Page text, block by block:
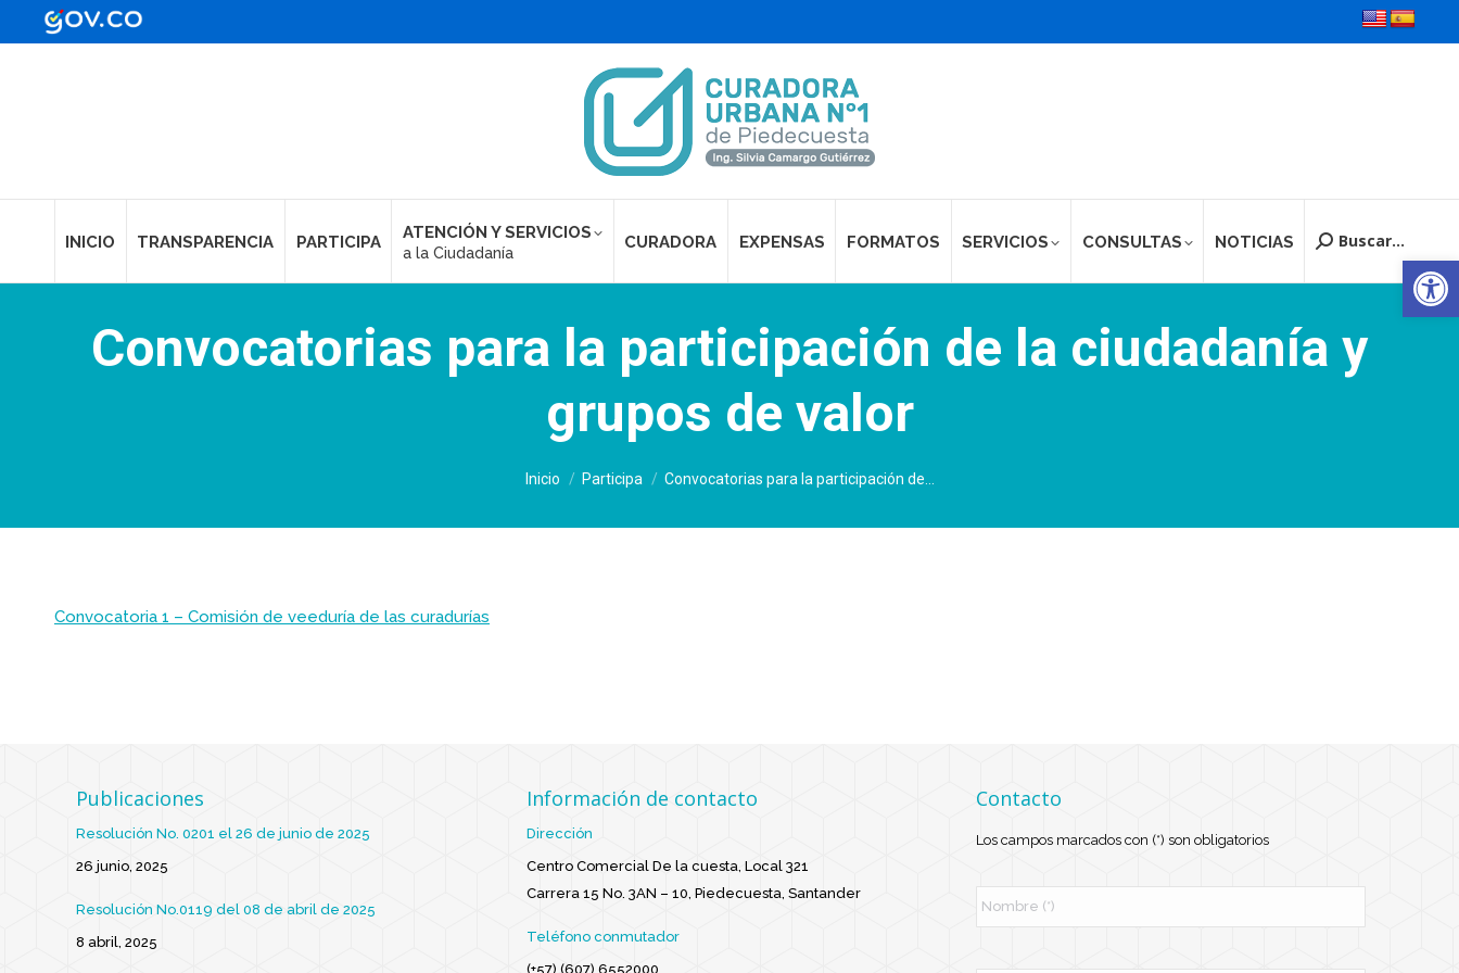
INICIO TRANSPARENCIA PARTICIPA ATENCIÓN Y SERVICIOS
a la Ciudadanía
CURADORA EXPENSAS FORMATOS SERVICIOS CONSULTAS NOTICIAS Buscar:
Buscar...
Convocatorias para la participación de la ciudadanía y
grupos de valor
Inicio Participa Convocatorias para la participación de…
Convocatoria 1 – Comisión de veeduría de las curadurías
Publicaciones
Resolución No. 0201 el 26 de junio de 2025
26 junio, 2025
Resolución No.0119 del 08 de abril de 2025
8 abril, 2025
Información de contacto
Dirección
Centro Comercial De la cuesta, Local 321
Carrera 15 No. 3AN – 10, Piedecuesta, Santander
Teléfono conmutador
(+57) (607) 6552000
Contacto
Los campos marcados con (*) son obligatorios
o